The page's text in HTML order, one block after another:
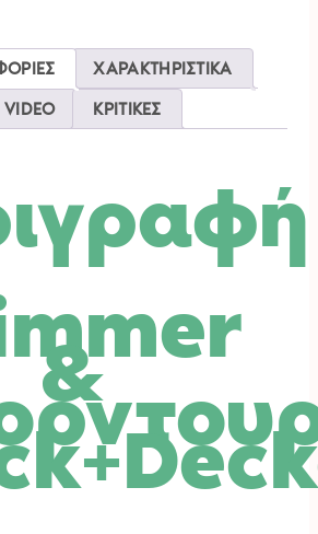
ΧΑΡΑΚΤΗΡΙΣΤΙΚΑ
VIDEO
ΚΡΙΤΙΚΕΣ
&